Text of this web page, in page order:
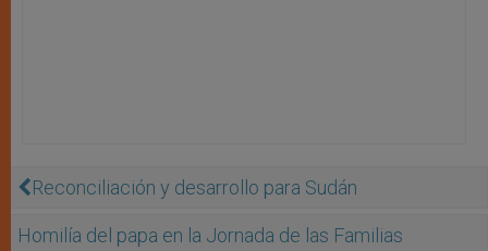
Reconciliación y desarrollo para Sudán
Homilía del papa en la Jornada de las Familias